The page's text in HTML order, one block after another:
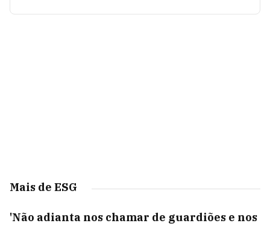
Mais de ESG
'Não adianta nos chamar de guardiões e nos